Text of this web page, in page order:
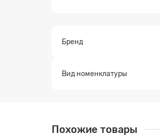
Бренд
Вид номенклатуры
Похожие товары